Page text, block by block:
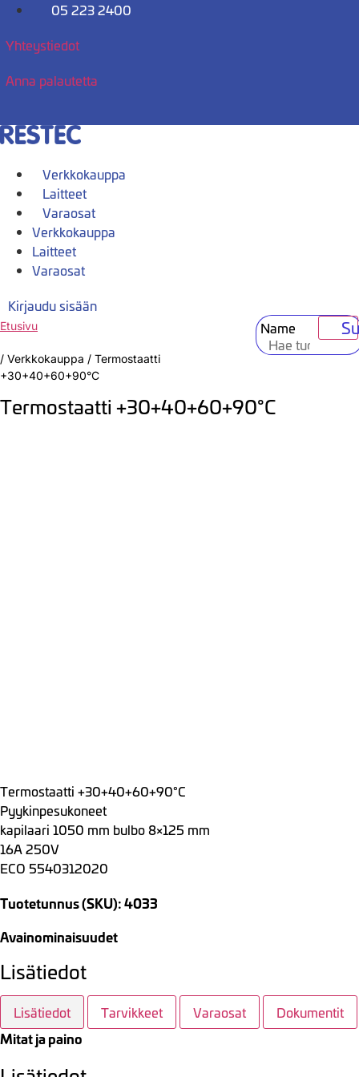
Mene
05 223 2400
Yhteystiedot
Anna palautetta
Verkkokauppa
Laitteet
Varaosat
Verkkokauppa
Laitteet
Varaosat
Kirjaudu sisään
Name
Etusivu
/ Verkkokauppa / Termostaatti
+30+40+60+90°C
Termostaatti +30+40+60+90°C
Termostaatti +30+40+60+90°C
Pyykinpesukoneet
kapilaari 1050 mm bulbo 8×125 mm
16A 250V
ECO 5540312020
Tuotetunnus (SKU): 4033
Avainominaisuudet
Lisätiedot
Lisätiedot Tarvikkeet Varaosat Dokumentit
Mitat ja paino